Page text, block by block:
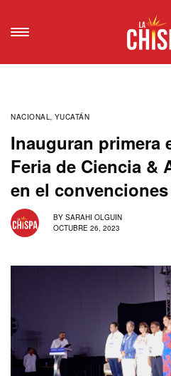
NACIONAL, YUCATÁN
Inauguran primera
Feria de Ciencia &
en el
BY SARAHI OLGUIN
OCTUBRE 26, 2023